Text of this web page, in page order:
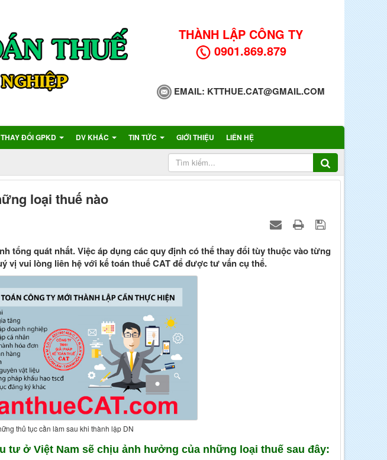
THÀNH LẬP CÔNG TY
0901.869.879
EMAIL: KTTHUE.CAT@GMAIL.COM
ĐỔI GPKD DV KHÁC TIN TỨC GIỚI THIỆU LIÊN HỆ
loại thuế nào
tổng quát nhất. Việc áp dụng các quy định có thể thay đổi tùy thuộc vào từng
vui lòng liên hệ với kế toán thuế CAT để được tư vấn cụ thể.
thủ tục cần làm sau khi thành lập DN
tư ở Việt Nam sẽ chịu ảnh hưởng của những loại thuế sau đây: